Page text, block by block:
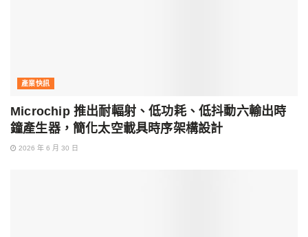
產業快訊
Microchip 推出耐輻射、低功耗、低抖動六輸出時
鐘產生器，簡化太空載具時序架構設計
2026 年 6 月 30 日